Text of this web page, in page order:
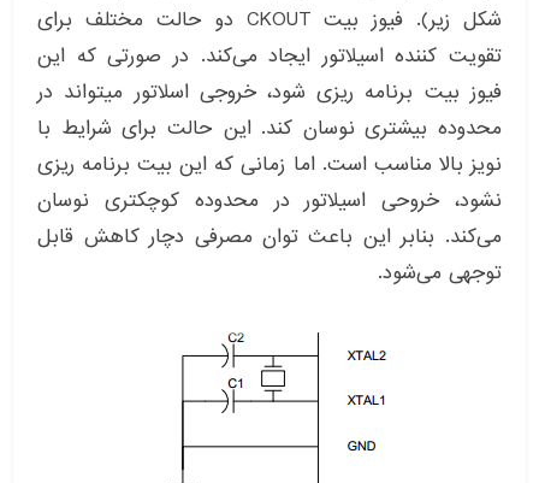
شکل زیر). فیوز بیت CKOUT دو حالت مختلف برای
تقویت کننده اسیلاتور ایجاد می‌کند. در صورتی که این
فیوز بیت برنامه ریزی شود، خروجی اسلاتور میتواند در
محدوده بیشتری نوسان کند. این حالت برای شرایط با
نویز بالا مناسب است. اما زمانی که این بیت برنامه ریزی
نشود، خروحی اسیلاتور در محدوده کوچکتری نوسان
می‌کند. بنابر این باعث توان مصرفی دچار کاهش قابل
توجهی می‌شود.